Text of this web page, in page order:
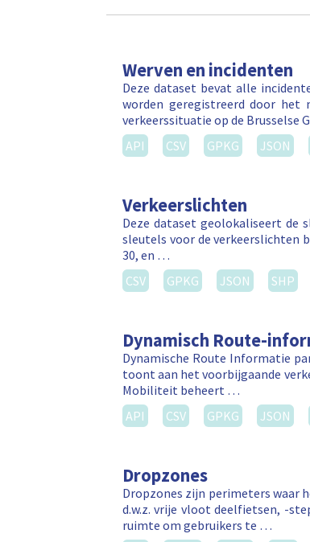
Werven en incidenten
Deze dataset bevat alle
worden geregistreerd door
verkeerssituatie op de Brusselse
API
CSV GPKG JSON
Verkeerslichten
Deze dataset geolokaliseert de
sleutels voor de verkeerslichten
30, en …
CSV
GPKG JSON SHP
Dynamisch Route-
Dynamische Route Informatie
toont aan het voorbijgaande
Mobiliteit beheert …
API
CSV GPKG JSON
Dropzones
Dropzones zijn perimeters waar
d.w.z. vrije vloot deelfietsen, -
ruimte om gebruikers te …